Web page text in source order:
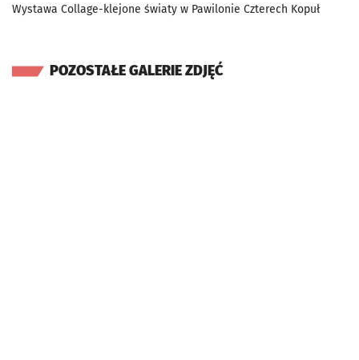
Wystawa Collage-klejone światy w Pawilonie Czterech Kopuł
POZOSTAŁE GALERIE ZDJĘĆ